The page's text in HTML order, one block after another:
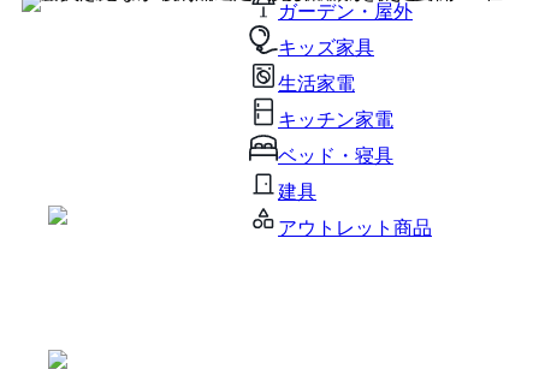
ガーデン・屋外
キッズ家具
生活家電
キッチン家電
ベッド・寝具
建具
アウトレット商品